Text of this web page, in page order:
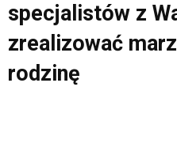
specjalistów z
zrealizować
rodzinę